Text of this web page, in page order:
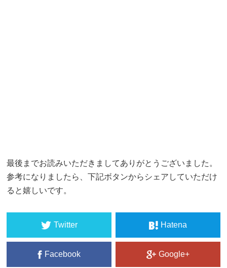
最後までお読みいただきましてありがとうございました。
参考になりましたら、下記ボタンからシェアしていただけ
ると嬉しいです。
Twitter Hatena
Facebook Google+